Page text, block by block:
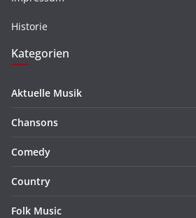
Historie
Kategorien
Aktuelle Musik
Chansons
Comedy
Country
Folk Music